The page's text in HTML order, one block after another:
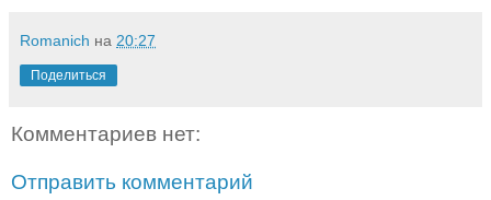
Romanich на 20:27
Поделиться
Комментариев нет:
Отправить комментарий